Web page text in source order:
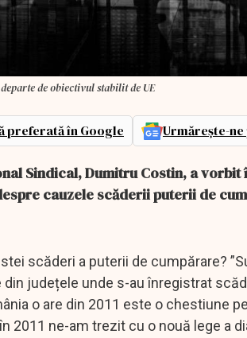
de obiectivul stabilit de UE
preferată în Google Urmărește-ne
Sindical, Dumitru Costin, a vorbit
cauzele scăderii puterii de
scăderi a puterii de cumpărare?
județele unde s-au înregistrat
o are din 2011 este o chestiune
2011 ne-am trezit cu o nouă lege a